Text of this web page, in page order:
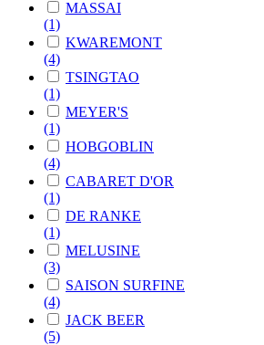
MASSAI
(1)
KWAREMONT
(4)
TSINGTAO
(1)
MEYER'S
(1)
HOBGOBLIN
(4)
CABARET D'OR
(1)
DE RANKE
(1)
MELUSINE
(3)
SAISON SURFINE
(4)
JACK BEER
(5)